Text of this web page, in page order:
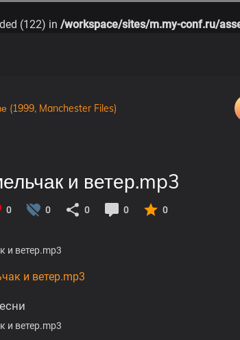
(122) in /workspace/sites/m.my-conf.ru/
(1999, Manchester Files)
и ветер.mp3
0 0 0 0 0
и ветер.mp3
и ветер.mp3
и ветер.mp3